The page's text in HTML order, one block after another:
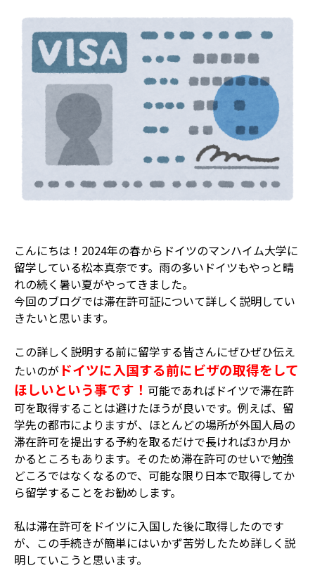
こんにちは！2024年の春からドイツのマンハイム大学に
留学している松本真奈です。雨の多いドイツもやっと晴
れの続く暑い夏がやってきました。
今回のブログでは滞在許可証について詳しく説明してい
きたいと思います。
この詳しく説明する前に留学する皆さんにぜひぜひ伝え
たいのが ドイツに入国する前にビザの取得をして
ほしいという事です！ 可能であればドイツで滞在許
可を取得することは避けたほうが良いです。例えば、留
学先の都市によりますが、ほとんどの場所が外国人局の
滞在許可を提出する予約を取るだけで長ければ3か月か
かるところもあります。そのため滞在許可のせいで勉強
どころではなくなるので、可能な限り日本で取得してか
ら留学することをお勧めします。
私は滞在許可をドイツに入国した後に取得したのです
が、この手続きが簡単にはいかず苦労したため詳しく説
明していこうと思います。